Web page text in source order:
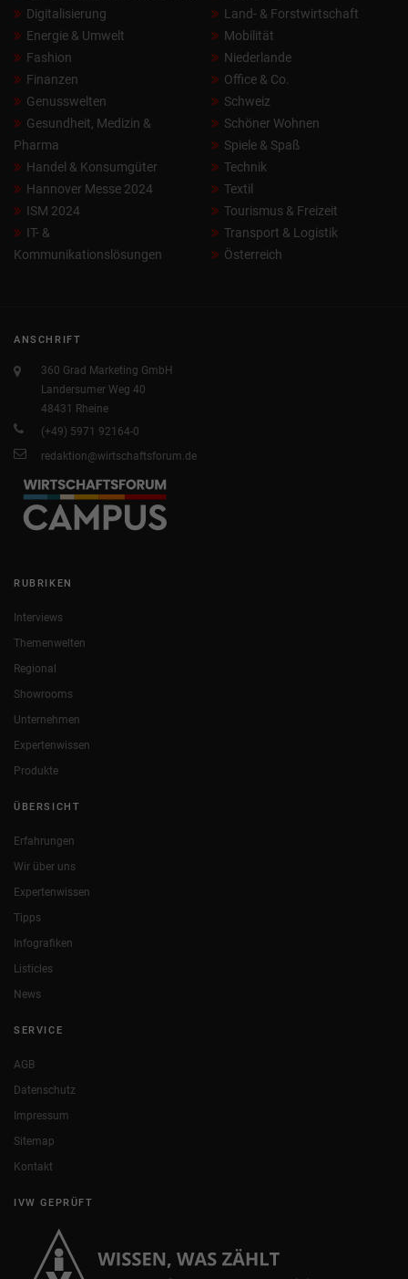
Digitalisierung
Energie & Umwelt
Fashion
Finanzen
Genusswelten
Gesundheit, Medizin &
Pharma
Handel & Konsumgüter
Hannover Messe 2024
ISM 2024
IT- &
Kommunikationslösungen
Land- & Forstwirtschaft
Mobilität
Niederlande
Office & Co.
Schweiz
Schöner Wohnen
Spiele & Spaß
Technik
Textil
Tourismus & Freizeit
Transport & Logistik
Österreich
ANSCHRIFT
360 Grad Marketing GmbH
Landersumer Weg 40
48431 Rheine
(+49) 5971 92164-0
redaktion@wirtschaftsforum.de
RUBRIKEN
Interviews
Themenwelten
Regional
Showrooms
Unternehmen
Expertenwissen
Produkte
ÜBERSICHT
Erfahrungen
Wir über uns
Expertenwissen
Tipps
Infografiken
Listicles
News
SERVICE
AGB
Datenschutz
Impressum
Sitemap
Kontakt
IVW GEPRÜFT